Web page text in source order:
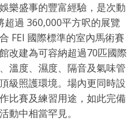
樂盛事的豐富經驗，是次動
過 360,000平方呎的展覽
FEI 國際標準的室內馬術賽
改建為可容納超過70匹國際
溫度、濕度、隔音及氣味管
級照護環境。場內更同時設
比賽及練習用途，如此完備
動中相當罕見。